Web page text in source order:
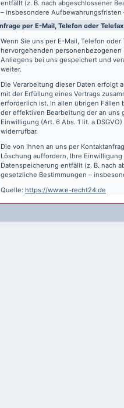
entfällt (z. B. nach abgeschlossener
– insbesondere
per E-Mail, Telefon oder Telefax
Wenn Sie uns per E-Mail, Telefon
hervorgehenden personenbezogenen
Anliegens bei uns gespeichert und
weiter.
Die Verarbeitung dieser Daten erfolgt
mit der Erfüllung eines Vertrags
erforderlich ist. In allen übrigen Fällen
der effektiven Bearbeitung der an uns
Einwilligung (Art. 6 Abs. 1 lit. a
widerrufbar.
Die von Ihnen an uns per
Löschung auffordern, Ihre
Datenspeicherung entfällt (z. B. nach
gesetzliche Bestimmungen –
Quelle: https://www.e-recht24.de